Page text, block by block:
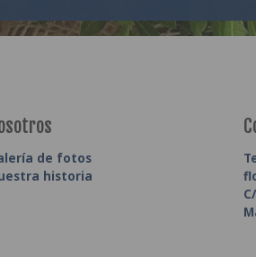
de fotos
historia